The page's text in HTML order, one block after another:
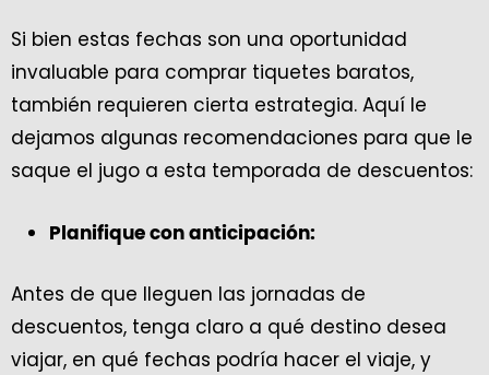
Si bien estas fechas son una oportunidad
invaluable para comprar tiquetes baratos,
también requieren cierta estrategia. Aquí le
dejamos algunas recomendaciones para que le
saque el jugo a esta temporada de descuentos:
Planifique con anticipación:
Antes de que lleguen las jornadas de
descuentos, tenga claro a qué destino desea
viajar, en qué fechas podría hacer el viaje, y